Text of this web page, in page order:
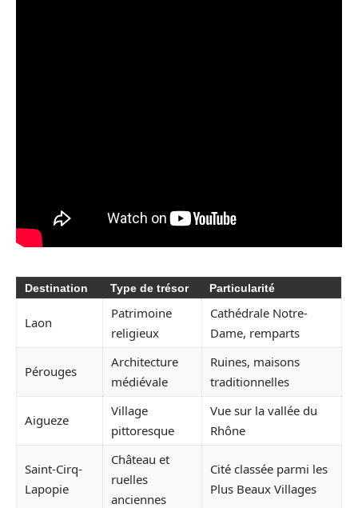
Destination Type de trésor Particularité
Laon
Patrimoine
religieux
Cathédrale Notre-
Dame, remparts
Pérouges
Architecture
médiévale
Ruines, maisons
traditionnelles
Aigueze
Village
pittoresque
Vue sur la vallée du
Rhône
Saint-Cirq-
Lapopie
Château et
ruelles
anciennes
Cité classée parmi les
Plus Beaux Villages